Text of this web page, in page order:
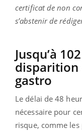
certificat de non
s’abstenir de
Jusqu’à
disparition
gastro
Le délai de 48
nécessaire pour
risque, comme